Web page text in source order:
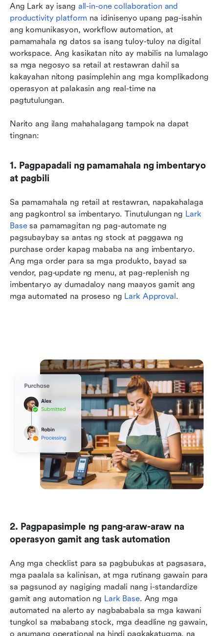
Ang Lark ay isang all-in-one collaboration and
productivity platform na idinisenyo upang pag-isahin
ang komunikasyon, workflow automation, at
pamamahala ng datos sa isang tuloy-tuloy na digital
workspace. Ang kasikatan nito ay mabilis na lumalago
sa mga negosyo sa retail at restawran dahil sa
kakayahan nitong pasimplehin ang mga komplikadong
operasyon at palakasin ang real-time na
pagtutulungan.
Narito ang ilang mahahalagang tampok na dapat
tingnan:
1. Pagpapadali ng pamamahala ng imbentaryo
at pagbili
Sa pamamahala ng retail at restawran, napakahalaga
ang pagkontrol sa imbentaryo. Tinutulungan ng Lark
Base sa pamamagitan ng pag-automate ng
pagsubaybay sa antas ng stock at paggawa ng
purchase order kapag mababa na ang imbentaryo.
Ang mga order para sa mga produkto, bayad sa
vendor, pag-update ng menu, at pag-replenish ng
imbentaryo ay dumadaloy nang maayos gamit ang
mga automated na proseso ng Lark Approval.
2. Pagpapasimple ng pang-araw-araw na
operasyon gamit ang task automation
Ang mga checklist para sa pagbubukas at pagsasara,
mga paalala sa kalinisan, at mga rutinang gawain para
sa pagsunod ay nagiging madali nang i-standardize
gamit ang automation ng Lark Base. Ang mga
automated na alerto ay nagbababala sa mga kawani
tungkol sa mababang stock, mga deadline ng gawain,
o anumang operational na hindi pagkakatugma, na